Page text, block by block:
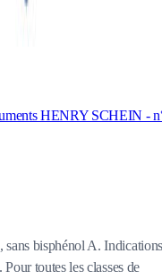
HENRY SCHEIN -
bisphénol A.
toutes les classes de